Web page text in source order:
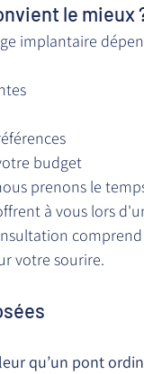
le mieux
implantaire
budget
prenons le
à vous lors
votre sourire.
qu’un pont